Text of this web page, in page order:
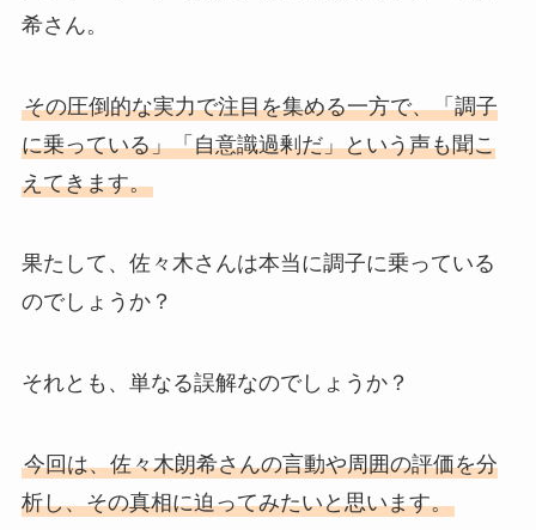
希さん。
その圧倒的な実力で注目を集める一方で、「調子
に乗っている」「自意識過剰だ」という声も聞こ
えてきます。
果たして、佐々木さんは本当に調子に乗っている
のでしょうか？
それとも、単なる誤解なのでしょうか？
今回は、佐々木朗希さんの言動や周囲の評価を分
析し、その真相に迫ってみたいと思います。